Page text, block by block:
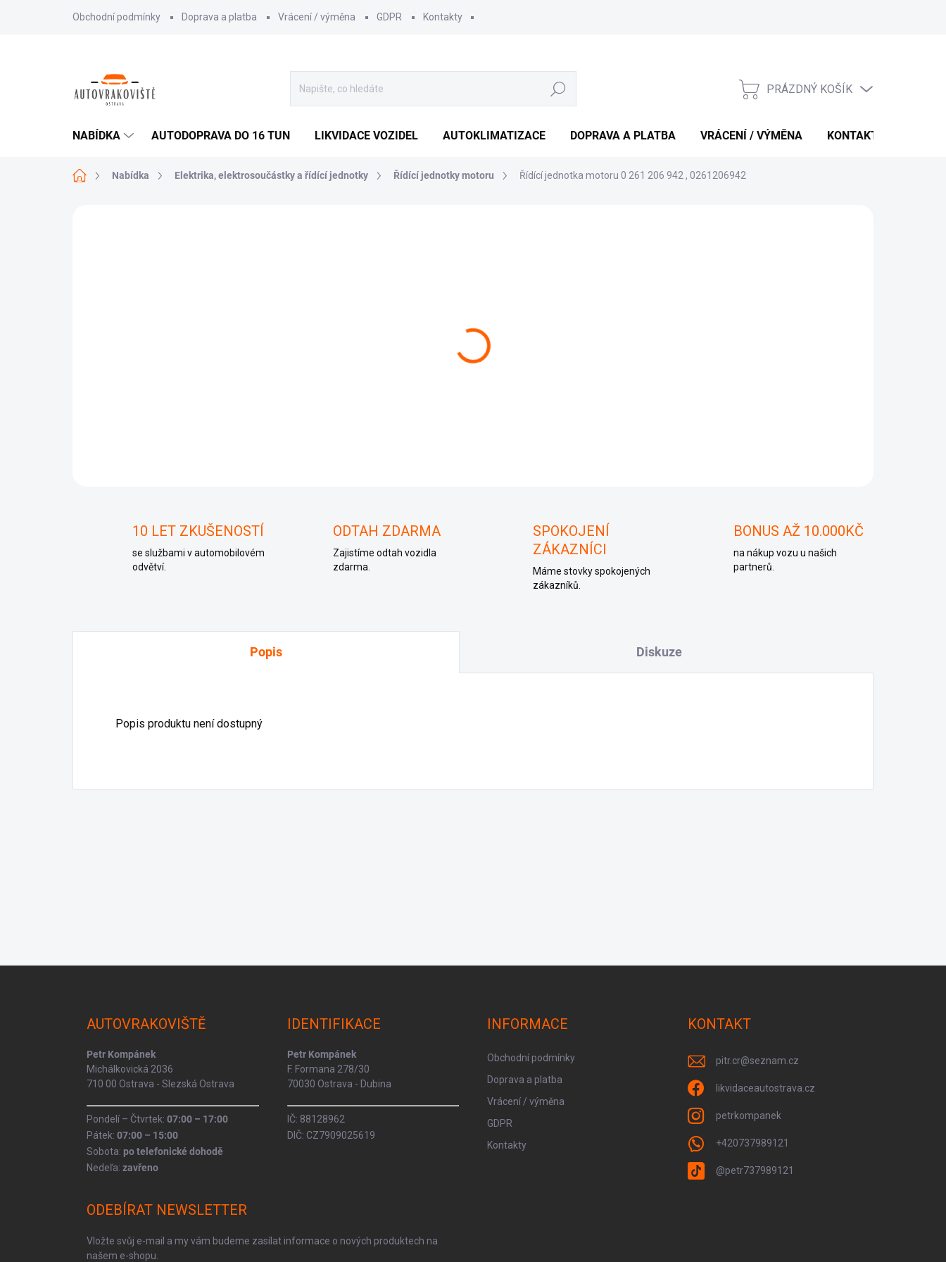
Obchodní podmínky Doprava a platba Vrácení / výměna GDPR Kontakty
Hledat
NÁKUPNÍ
PRÁZDNÝ KOŠÍK
NABÍDKA AUTODOPRAVA DO 16 TUN LIKVIDACE VOZIDEL AUTOKLIMATIZACE DOPRAVA A PLATBA VRÁCENÍ / VÝMĚNA KONTAKTY
Domů Nabídka Elektrika, elektrosoučástky a řídící jednotky Řídící jednotky motoru Řídící jednotka motoru 0 261 206 942 , 0261206942
10 LET ZKUŠENOSTÍ
se službami v automobilovém
odvětví.
ODTAH ZDARMA
Zajistíme odtah vozidla
zdarma.
SPOKOJENÍ
ZÁKAZNÍCI
Máme stovky spokojených
zákazníků.
BONUS AŽ 10.000KČ
na nákup vozu u našich
partnerů.
Popis Diskuze
Popis produktu není dostupný
AUTOVRAKOVIŠTĚ
Petr Kompánek
Michálkovická 2036
710 00 Ostrava - Slezská Ostrava
Pondelí – Čtvrtek: 07:00 – 17:00
Pátek: 07:00 – 15:00
Sobota: po telefonické dohodě
Nedeľa: zavřeno
IDENTIFIKACE
Petr Kompánek
F. Formana 278/30
70030 Ostrava - Dubina
IČ: 88128962
DIČ: CZ7909025619
INFORMACE
Obchodní podmínky
Doprava a platba
Vrácení / výměna
GDPR
Kontakty
KONTAKT
pitr.cr@seznam.cz
likvidaceautostrava.cz
petrkompanek
+420737989121
@petr737989121
ODEBÍRAT NEWSLETTER
Vložte svůj e-mail a my vám budeme zasílat informace o nových produktech na
našem e-shopu.